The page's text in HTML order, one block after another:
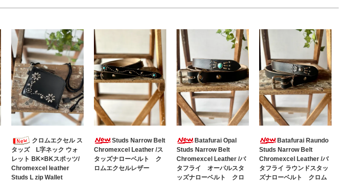
クロムエクセル ス
タッズ L字ネック ウォ
レット BK×BKスポッツ/
Chromexcel leather
Studs L zip Wallet
Studs Narrow Belt
Chromexcel Leather /ス
タッズナローベルト ク
ロムエクセルレザー
Batafurai Opal
Studs Narrow Belt
Chromexcel Leather /バ
タフライ オーパルスタ
ッズナローベルト クロ
Batafurai Raundo
Studs Narrow Belt
Chromexcel Leather /バ
タフライ ラウンドスタッ
ズナローベルト クロム